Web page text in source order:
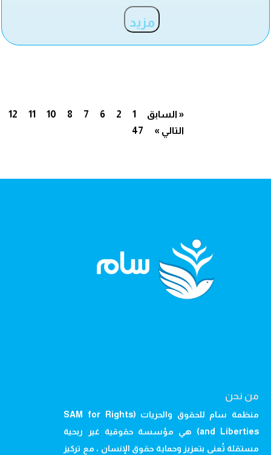
مزيد
« السابق 1
2
6
7
8
10
11
12
47
التالي »
من نحن
منظمة سام للحقوق والحريات (SAM for Rights
and Liberties) هي مؤسسة حقوقية غير ربحية
مستقلة تُعنى بتعزيز وحماية حقوق الإنسان ، مع تركيز